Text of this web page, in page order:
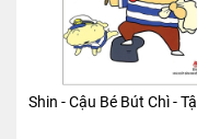
Shin - Cậu Bé Bút Chì -